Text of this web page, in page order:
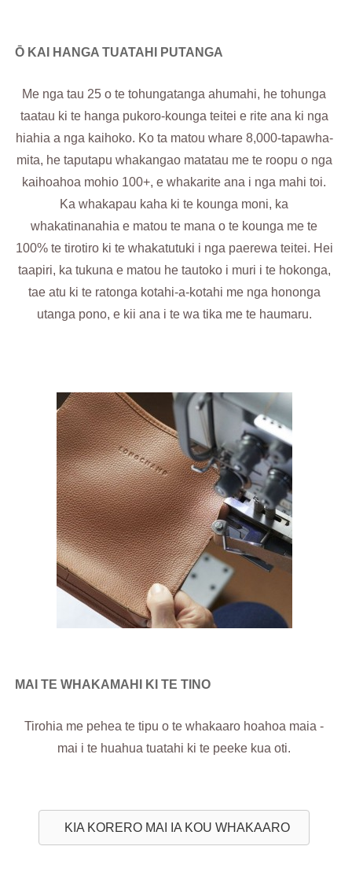
Ō KAI HANGA TUATAHI PUTANGA
Me nga tau 25 o te tohungatanga ahumahi, he tohunga
taatau ki te hanga pukoro-kounga teitei e rite ana ki nga
hiahia a nga kaihoko. Ko ta matou whare 8,000-tapawha-
mita, he taputapu whakangao matatau me te roopu o nga
kaihoahoa mohio 100+, e whakarite ana i nga mahi toi.
Ka whakapau kaha ki te kounga moni, ka
whakatinanahia e matou te mana o te kounga me te
100% te tirotiro ki te whakatutuki i nga paerewa teitei. Hei
taapiri, ka tukuna e matou he tautoko i muri i te hokonga,
tae atu ki te ratonga kotahi-a-kotahi me nga hononga
utanga pono, e kii ana i te wa tika me te haumaru.
MAI TE WHAKAMAHI KI TE TINO
Tirohia me pehea te tipu o te whakaaro hoahoa maia -
mai i te huahua tuatahi ki te peeke kua oti.
KIA KORERO MAI IA KOU WHAKAARO